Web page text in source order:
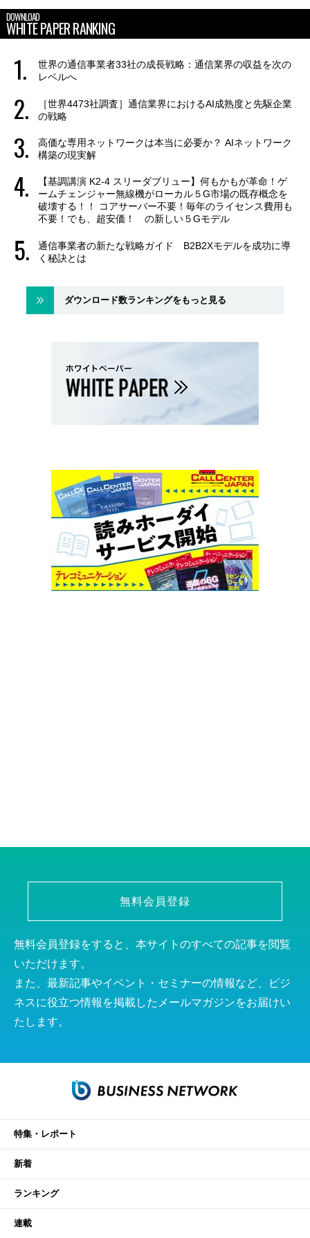
DOWNLOAD
WHITE PAPER RANKING
世界の通信事業者33社の成長戦略：通信業界の収益を次の
レベルへ
［世界4473社調査］通信業界におけるAI成熟度と先駆企業
の戦略
高価な専用ネットワークは本当に必要か？ AIネットワーク
構築の現実解
【基調講演 K2-4 スリーダブリュー】何もかもが革命！ゲ
ームチェンジャー無線機がローカル５G市場の既存概念を
破壊する！！ コアサーバー不要！毎年のライセンス費用も
不要！でも、超安価！ の新しい５Gモデル
通信事業者の新たな戦略ガイド B2B2Xモデルを成功に導
く秘訣とは
ダウンロード数ランキングをもっと見る
無料会員登録
無料会員登録をすると、本サイトのすべての記事を閲覧
いただけます。
また、最新記事やイベント・セミナーの情報など、ビジ
ネスに役立つ情報を掲載したメールマガジンをお届けい
たします。
特集・レポート
新着
ランキング
連載